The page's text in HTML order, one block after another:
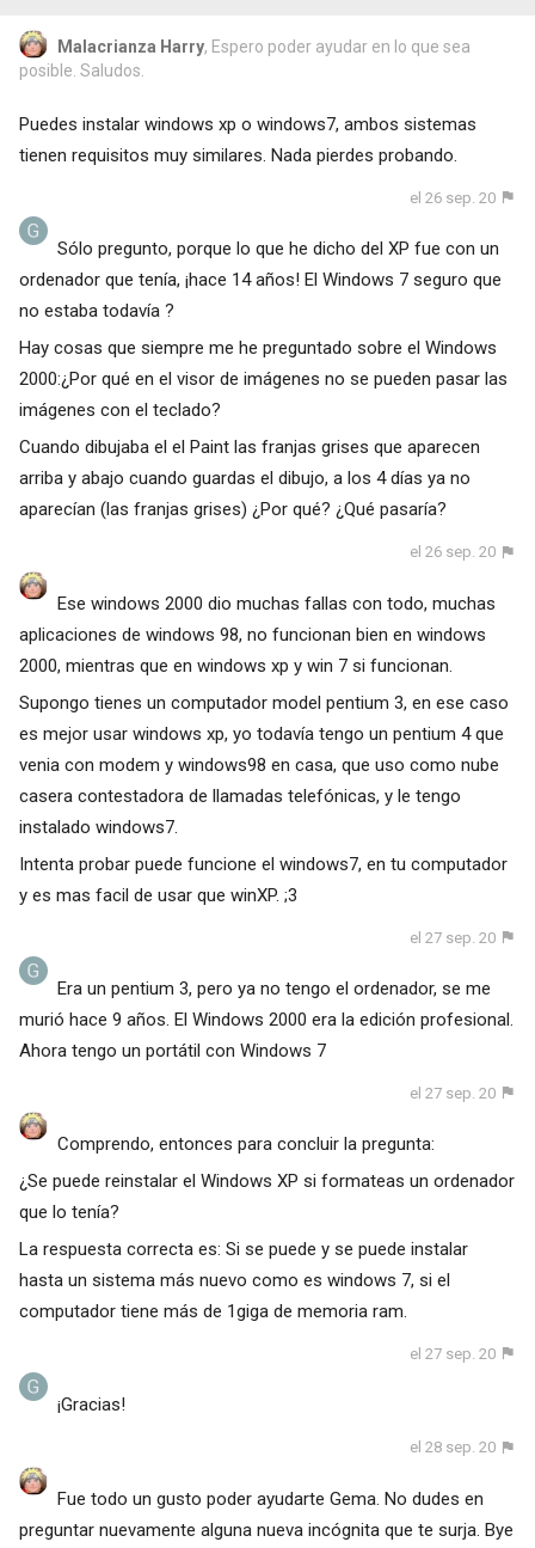
Malacrianza Harry, Espero poder ayudar en lo que sea
posible. Saludos.
Puedes instalar windows xp o windows7, ambos sistemas
tienen requisitos muy similares. Nada pierdes probando.
el 26 sep. 20
Sólo pregunto, porque lo que he dicho del XP fue con un
ordenador que tenía, ¡hace 14 años! El Windows 7 seguro que
no estaba todavía ?
Hay cosas que siempre me he preguntado sobre el Windows
2000:¿Por qué en el visor de imágenes no se pueden pasar las
imágenes con el teclado?
Cuando dibujaba el el Paint las franjas grises que aparecen
arriba y abajo cuando guardas el dibujo, a los 4 días ya no
aparecían (las franjas grises) ¿Por qué? ¿Qué pasaría?
el 26 sep. 20
Ese windows 2000 dio muchas fallas con todo, muchas
aplicaciones de windows 98, no funcionan bien en windows
2000, mientras que en windows xp y win 7 si funcionan.
Supongo tienes un computador model pentium 3, en ese caso
es mejor usar windows xp, yo todavía tengo un pentium 4 que
venia con modem y windows98 en casa, que uso como nube
casera contestadora de llamadas telefónicas, y le tengo
instalado windows7.
Intenta probar puede funcione el windows7, en tu computador
y es mas facil de usar que winXP. ;3
el 27 sep. 20
Era un pentium 3, pero ya no tengo el ordenador, se me
murió hace 9 años. El Windows 2000 era la edición profesional.
Ahora tengo un portátil con Windows 7
el 27 sep. 20
Comprendo, entonces para concluir la pregunta:
¿Se puede reinstalar el Windows XP si formateas un ordenador
que lo tenía?
La respuesta correcta es: Si se puede y se puede instalar
hasta un sistema más nuevo como es windows 7, si el
computador tiene más de 1giga de memoria ram.
el 27 sep. 20
¡Gracias!
el 28 sep. 20
Fue todo un gusto poder ayudarte Gema. No dudes en
preguntar nuevamente alguna nueva incógnita que te surja. Bye